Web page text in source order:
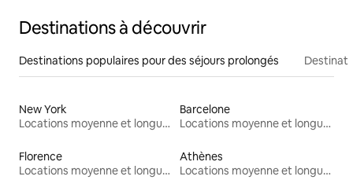
Destinations à découvrir
Destinations populaires pour des séjours prolongés
New York
Locations moyenne et longue durée
Barcelone
Locations moyenne et longue durée
Florence
Locations moyenne et longue durée
Athènes
Locations moyenne et longue durée